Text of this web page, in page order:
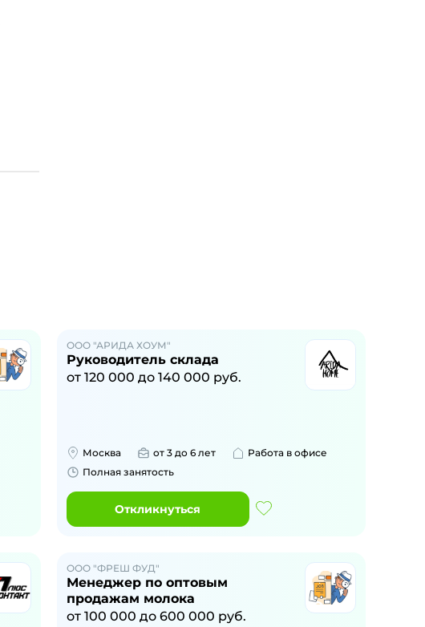
ООО "АРИДА ХОУМ"
Руководитель склада
от 120 000 до 140 000 руб.
Москва от 3 до 6 лет
Работа в офисе
Полная занятость
Откликнуться
ООО "ФРЕШ ФУД"
Менеджер по оптовым
продажам молока
от 100 000 до 600 000 руб.